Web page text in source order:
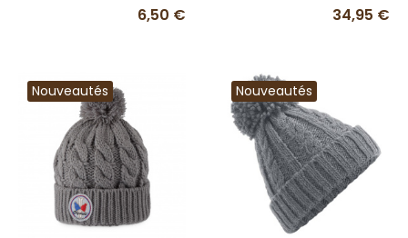
6,50 € 34,95 €
Nouveautés Nouveautés